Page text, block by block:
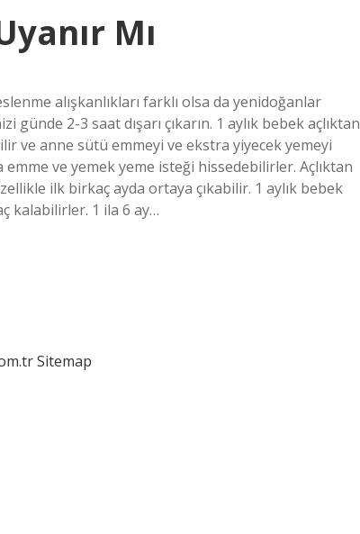
Mı
alışkanlıkları farklı olsa da yenidoğanlar
2-3 saat dışarı çıkarın. 1 aylık bebek açlıktan
ve anne sütü emmeyi ve ekstra yiyecek yemeyi
emme ve yemek yeme isteği hissedebilirler. Açlıktan
ilk birkaç ayda ortaya çıkabilir. 1 aylık bebek
kalabilirler. 1 ila 6 ay…
Sitemap